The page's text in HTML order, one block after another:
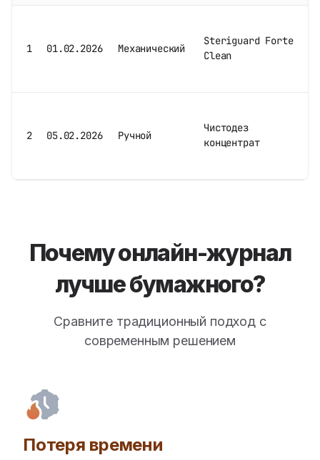
1 01.02.2026 Механический
Steriguard Forte
Clean
2 05.02.2026 Ручной
Чистодез
концентрат
Почему онлайн-журнал
лучше бумажного?
Сравните традиционный подход с
современным решением
Потеря времени